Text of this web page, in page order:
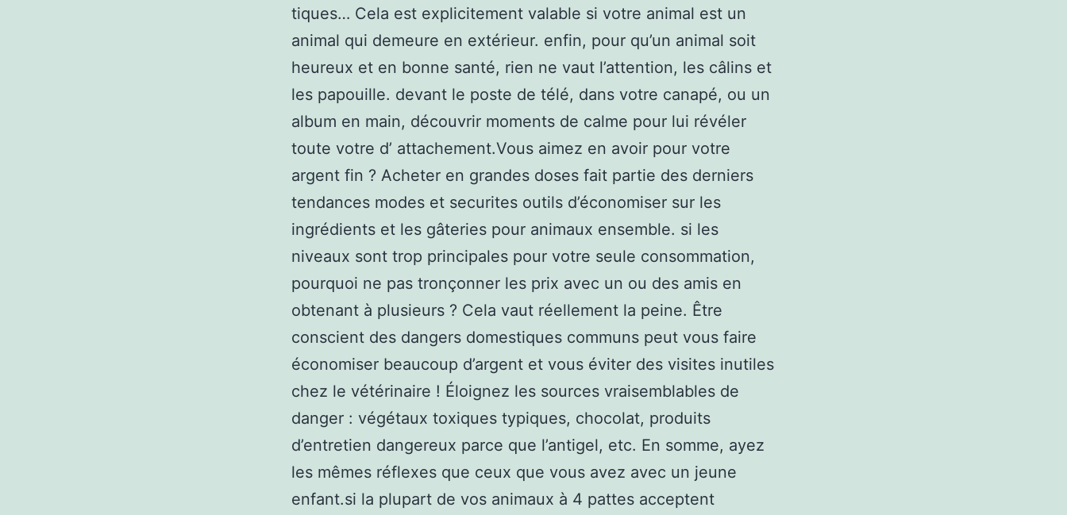
tiques… Cela est explicitement valable si votre animal est un
animal qui demeure en extérieur. enfin, pour qu’un animal soit
heureux et en bonne santé, rien ne vaut l’attention, les câlins et
les papouille. devant le poste de télé, dans votre canapé, ou un
album en main, découvrir moments de calme pour lui révéler
toute votre d’ attachement.Vous aimez en avoir pour votre
argent fin ? Acheter en grandes doses fait partie des derniers
tendances modes et securites outils d’économiser sur les
ingrédients et les gâteries pour animaux ensemble. si les
niveaux sont trop principales pour votre seule consommation,
pourquoi ne pas tronçonner les prix avec un ou des amis en
obtenant à plusieurs ? Cela vaut réellement la peine. Être
conscient des dangers domestiques communs peut vous faire
économiser beaucoup d’argent et vous éviter des visites inutiles
chez le vétérinaire ! Éloignez les sources vraisemblables de
danger : végétaux toxiques typiques, chocolat, produits
d’entretien dangereux parce que l’antigel, etc. En somme, ayez
les mêmes réflexes que ceux que vous avez avec un jeune
enfant.si la plupart de vos animaux à 4 pattes acceptent